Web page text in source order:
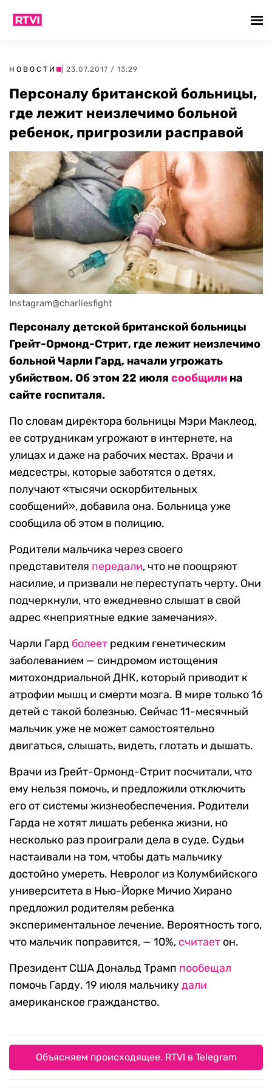
НОВОСТИ | 23.07.2017 / 13:29
Персоналу британской больницы,
где лежит неизлечимо больной
ребенок, пригрозили расправой
Instagram@charliesfight
Персоналу детской британской больницы
Грейт-Ормонд-Стрит, где лежит неизлечимо
больной Чарли Гард, начали угрожать
убийством. Об этом 22 июля сообщили на
сайте госпиталя.
По словам директора больницы Мэри Маклеод,
ее сотрудникам угрожают в интернете, на
улицах и даже на рабочих местах. Врачи и
медсестры, которые заботятся о детях,
получают «тысячи оскорбительных
сообщений», добавила она. Больница уже
сообщила об этом в полицию.
Родители мальчика через своего
представителя передали, что не поощряют
насилие, и призвали не переступать черту. Они
подчеркнули, что ежедневно слышат в свой
адрес «неприятные едкие замечания».
Чарли Гард болеет редким генетическим
заболеванием — синдромом истощения
митохондриальной ДНК, который приводит к
атрофии мышц и смерти мозга. В мире только 16
детей с такой болезнью. Сейчас 11-месячный
мальчик уже не может самостоятельно
двигаться, слышать, видеть, глотать и дышать.
Врачи из Грейт-Ормонд-Стрит посчитали, что
ему нельзя помочь, и предложили отключить
его от системы жизнеобеспечения. Родители
Гарда не хотят лишать ребенка жизни, но
несколько раз проиграли дела в суде. Судьи
настаивали на том, чтобы дать мальчику
достойно умереть. Невролог из Колумбийского
университета в Нью-Йорке Мичио Хирано
предложил родителям ребенка
экспериментальное лечение. Вероятность того,
что мальчик поправится, — 10%, считает он.
Президент США Дональд Трамп пообещал
помочь Гарду. 19 июля мальчикудали
американское гражданство.
Объясняем происходящее. RTVI в Telegram